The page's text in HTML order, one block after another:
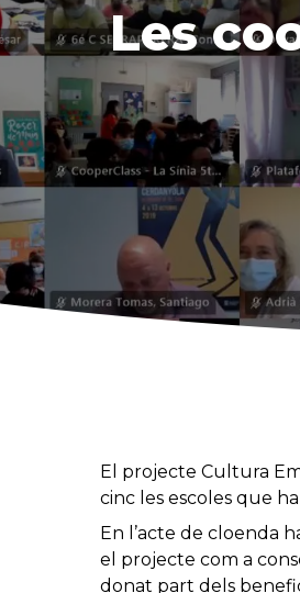
Les
El projecte Cultura
cinc les escoles que
En l’acte de cloenda
el projecte com a
donat part dels